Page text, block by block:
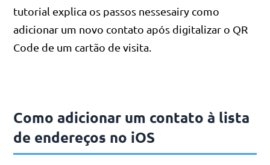
tutorial explica os passos nessesairy como
adicionar um novo contato após digitalizar o QR
Code de um cartão de visita.
Como adicionar um contato à lista
de endereços no iOS